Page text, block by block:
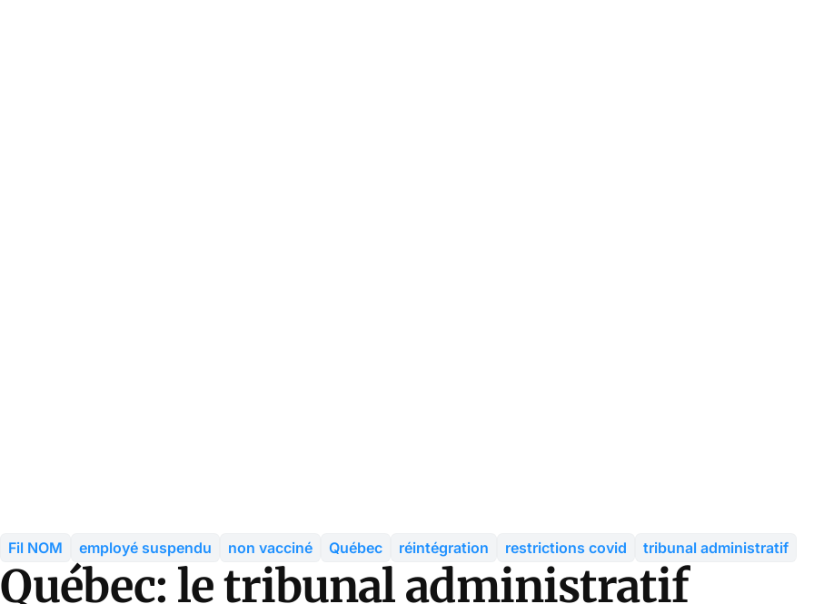
Fil NOM employé suspendu non vacciné Québec réintégration restrictions covid tribunal administratif
Québec: le tribunal administratif